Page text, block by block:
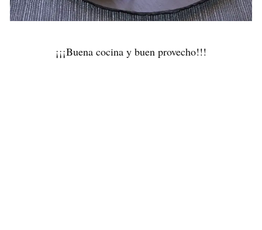
¡¡¡Buena cocina y buen provecho!!!